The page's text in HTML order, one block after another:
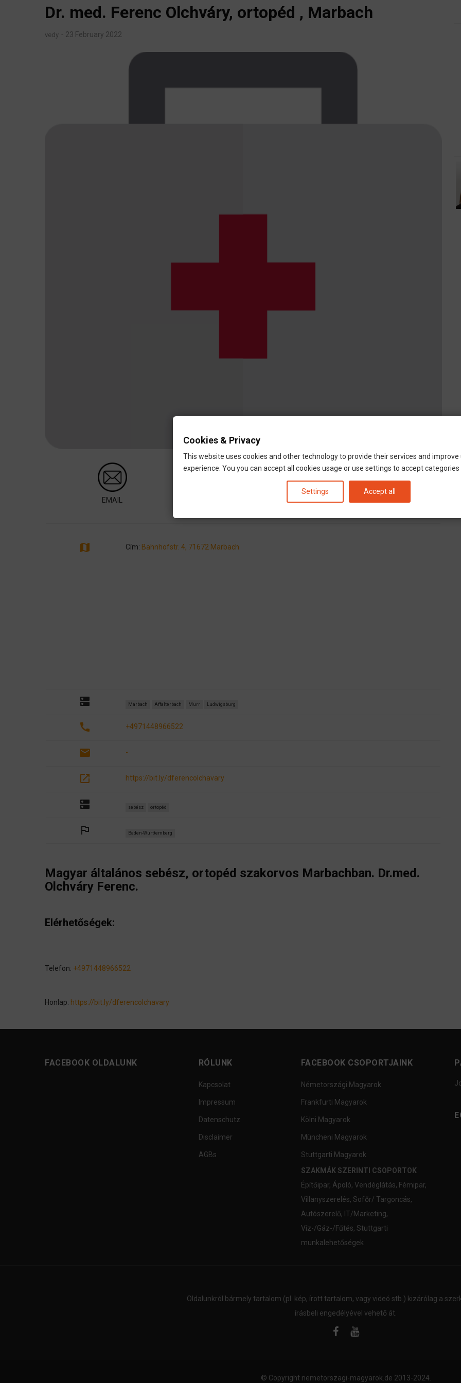
Dr. med. Ferenc Olchváry, ortopéd , Marbach
vedy 23 February 2022
EMAIL
map Cím: Bahnhofstr. 4, 71672 Marbach
dns Marbach Affalterbach Murr Ludwigsburg
call +4971448966522
email -
open_in_new https://bit.ly/dferencolchavary
dns sebész ortopéd
outlined_flag Baden-Württemberg
Magyar általános sebész, ortopéd szakorvos Marbachban. Dr.med.
Olchváry Ferenc.
Elérhetőségek:
Telefon: +4971448966522
Honlap: https://bit.ly/dferencolchavary
FACEBOOK OLDALUNK RÓLUNK
Kapcsolat
Impressum
Datenschutz
Disclaimer
AGBs
FACEBOOK CSOPORTJAINK
Németországi Magyarok
Frankfurti Magyarok
Kölni Magyarok
Müncheni Magyarok
Stuttgarti Magyarok
SZAKMÁK SZERINTI CSOPORTOK
Építőipar, Ápoló, Vendéglátás, Fémipar,
Villanyszerelés, Sofőr/ Targoncás,
Autószerelő, IT/Marketing,
Víz-/Gáz-/Fűtés, Stuttgarti
munkalehetőségek
Oldalunkról bármely tartalom (pl. kép, írott tartalom, vagy videó stb.) kizárólag a
írásbeli engedélyével vehető át.
© Copyright nemetorszagi-magyarok.de 2013-2024.
Cookies & Privacy
This website uses cookies and other technology to provide their services and improve
experience. You you can accept all cookies usage or use settings to accept categories
Settings Accept all